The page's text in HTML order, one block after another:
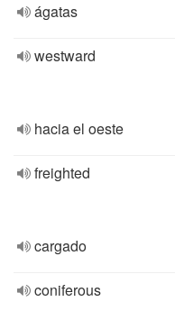
ágatas
westward
hacia el oeste
freighted
cargado
coniferous